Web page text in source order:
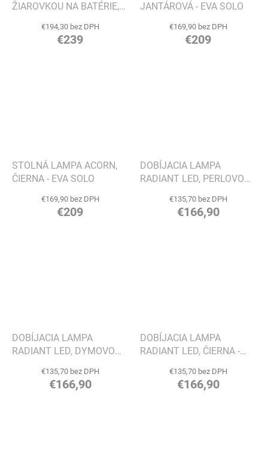
ŽIAROVKOU NA BATÉRIE,
€194,30 bez DPH
€239
JANTÁROVÁ - EVA SOLO
€169,90 bez DPH
€209
STOLNÁ LAMPA ACORN,
ČIERNA - EVA SOLO
€169,90 bez DPH
€209
DOBÍJACIA LAMPA
RADIANT LED, PERLOVO
€135,70 bez DPH
€166,90
DOBÍJACIA LAMPA
RADIANT LED, DYMOVO
€135,70 bez DPH
€166,90
DOBÍJACIA LAMPA
RADIANT LED, ČIERNA -
€135,70 bez DPH
€166,90